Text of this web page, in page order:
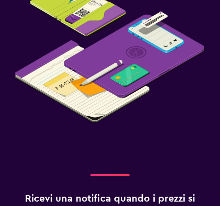
Ricevi una notifica quando i prezzi si